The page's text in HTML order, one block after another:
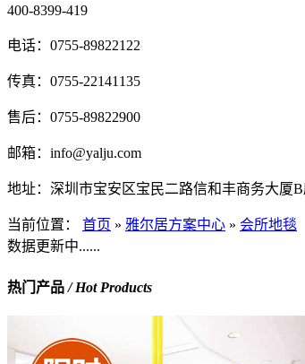
400-8399-419
电话： 0755-89822122
传真： 0755-22141135
售后： 0755-89822900
邮箱： info@yalju.com
地址： 深圳市宝安区宝民二路信和丰商务大厦B
当前位置： 首页 » 雅尔居方案中心 » 会所地毯
数据更新中......
热门产品/ Hot Products